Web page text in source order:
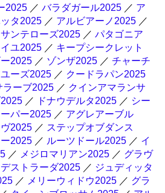
2025 ／ バラダガール2025 ／ ア
タ2025 ／ アルビアーノ2025 ／
サンテローズ2025 ／ パタゴニア
ユ2025 ／ キープシークレット
2025 ／ ゾンザ2025 ／ チャーチ
ーズ2025 ／ クードラパン2025
ラーブ2025 ／ クインアマランサ
／ ドナウデルタ2025 ／ シー
パー2025 ／ アグレアーブル
2025 ／ ステップオブダンス
2025 ／ ルーツドール2025 ／ イ
／ メジロマリアン2025 ／ グラヴ
ストラーダ2025 ／ ジュディッタ
／ メリーウィドウ2025 ／ グラ